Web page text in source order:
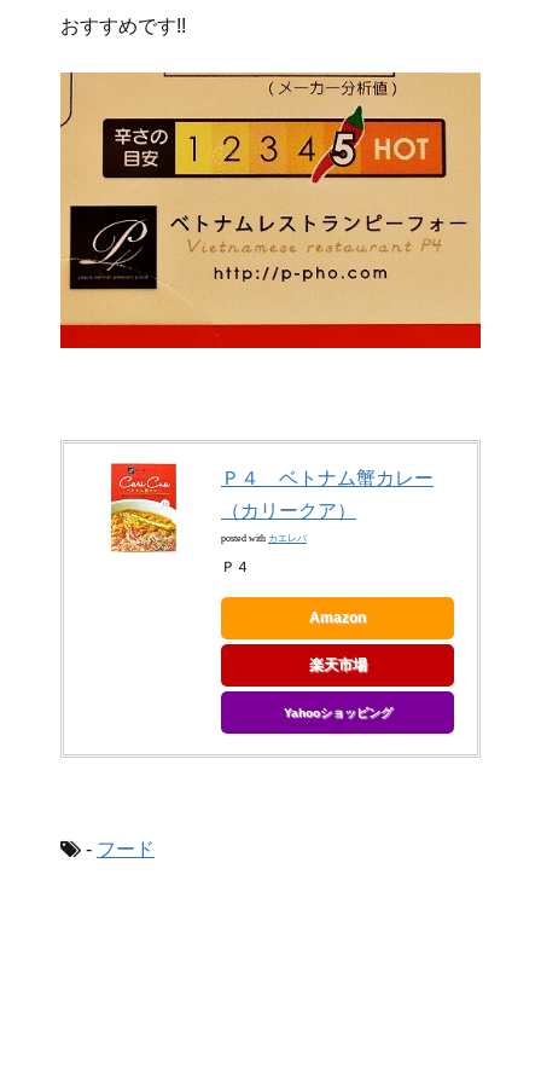
おすすめです!!
Ｐ４ ベトナム蟹カレー
（カリークア）
posted with カエレバ
Ｐ４
Amazon
楽天市場
Yahooショッピング
- フード